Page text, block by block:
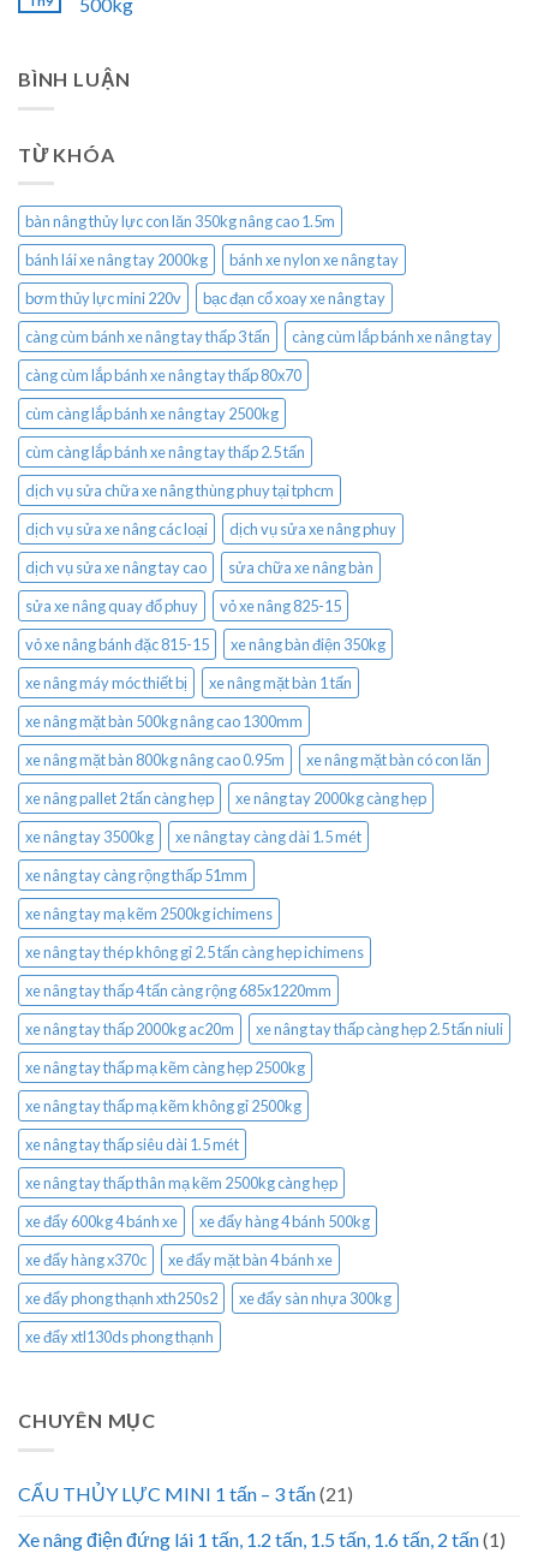
BÌNH LUẬN
TỪ KHÓA
bàn nâng thủy lực con lăn 350kg nâng cao 1.5m
bánh lái xe nâng tay 2000kg
bánh xe nylon xe nâng tay
bơm thủy lực mini 220v
bạc đạn cổ xoay xe nâng tay
càng cùm bánh xe nâng tay thấp 3 tấn
càng cùm lắp bánh xe nâng tay
càng cùm lắp bánh xe nâng tay thấp 80x70
cùm càng lắp bánh xe nâng tay 2500kg
cùm càng lắp bánh xe nâng tay thấp 2.5 tấn
dịch vụ sửa chữa xe nâng thùng phuy tại tphcm
dịch vụ sửa xe nâng các loại
dịch vụ sửa xe nâng phuy
dịch vụ sửa xe nâng tay cao
sửa chữa xe nâng bàn
sửa xe nâng quay đổ phuy
vỏ xe nâng 825-15
vỏ xe nâng bánh đặc 815-15
xe nâng bàn điện 350kg
xe nâng máy móc thiết bị
xe nâng mặt bàn 1 tấn
xe nâng mặt bàn 500kg nâng cao 1300mm
xe nâng mặt bàn 800kg nâng cao 0.95m
xe nâng mặt bàn có con lăn
xe nâng pallet 2 tấn càng hẹp
xe nâng tay 2000kg càng hẹp
xe nâng tay 3500kg
xe nâng tay càng dài 1.5 mét
xe nâng tay càng rộng thấp 51mm
xe nâng tay mạ kẽm 2500kg ichimens
xe nâng tay thép không gỉ 2.5 tấn càng hẹp ichimens
xe nâng tay thấp 4 tấn càng rộng 685x1220mm
xe nâng tay thấp 2000kg ac20m
xe nâng tay thấp càng hẹp 2.5 tấn niuli
xe nâng tay thấp mạ kẽm càng hẹp 2500kg
xe nâng tay thấp mạ kẽm không gỉ 2500kg
xe nâng tay thấp siêu dài 1.5 mét
xe nâng tay thấp thân mạ kẽm 2500kg càng hẹp
xe đẩy 600kg 4 bánh xe
xe đẩy hàng 4 bánh 500kg
xe đẩy hàng x370c
xe đẩy mặt bàn 4 bánh xe
xe đẩy phong thạnh xth250s2
xe đẩy sàn nhựa 300kg
xe đẩy xtl130ds phong thạnh
CHUYÊN MỤC
CẨU THỦY LỰC MINI 1 tấn – 3 tấn(21)
Xe nâng điện đứng lái 1 tấn, 1.2 tấn, 1.5 tấn, 1.6 tấn, 2 tấn(1)